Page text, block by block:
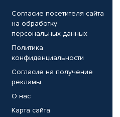
Согласие посетителя сайта
на обработку
персональных данных
Политика
конфиденциальности
Согласие на получение
рекламы
О нас
Карта сайта